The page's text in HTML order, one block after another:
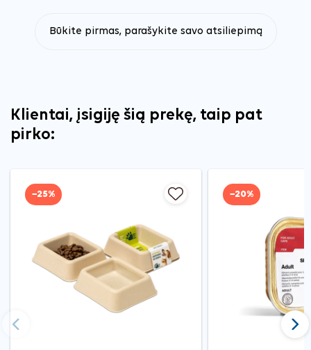
Būkite pirmas, parašykite savo atsiliepimą
Klientai, įsigiję šią prekę, taip pat
pirko:
−25% −20%
Ankstesnis